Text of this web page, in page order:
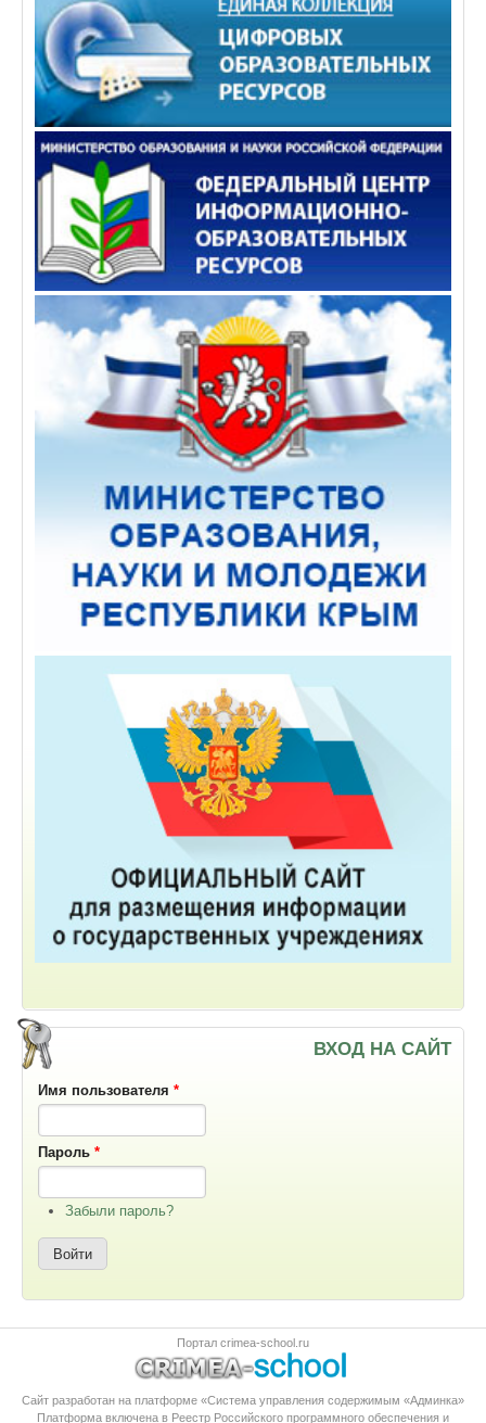
ВХОД НА САЙТ
Имя пользователя *
Пароль *
Забыли пароль?
Портал crimea-school.ru
Сайт разработан на платформе «Система управления содержимым «Админка»
Платформа включена в Реестр Российского программного обеспечения и